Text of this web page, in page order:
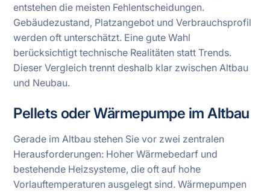
entstehen die meisten Fehlentscheidungen.
Gebäudezustand, Platzangebot und Verbrauchsprofil
werden oft unterschätzt. Eine gute Wahl
berücksichtigt technische Realitäten statt Trends.
Dieser Vergleich trennt deshalb klar zwischen Altbau
und Neubau.
Pellets oder Wärmepumpe im Altbau
Gerade im Altbau stehen Sie vor zwei zentralen
Herausforderungen: Hoher Wärmebedarf und
bestehende Heizsysteme, die oft auf hohe
Vorlauftemperaturen ausgelegt sind. Wärmepumpen